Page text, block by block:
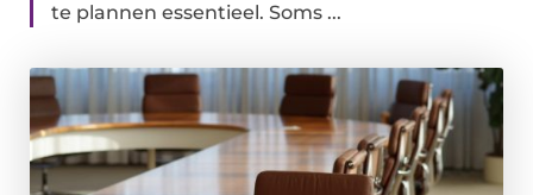
te plannen essentieel. Soms ...